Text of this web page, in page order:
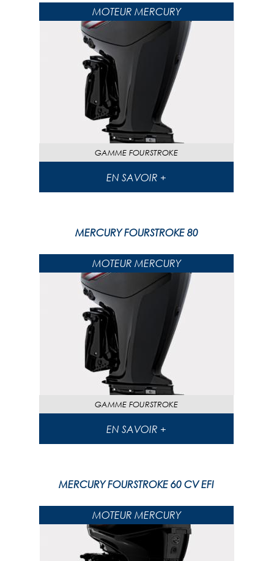
MOTEUR MERCURY
GAMME FOURSTROKE
EN SAVOIR +
MERCURY FOURSTROKE 80
MOTEUR MERCURY
GAMME FOURSTROKE
EN SAVOIR +
MERCURY FOURSTROKE 60 CV EFI
MOTEUR MERCURY